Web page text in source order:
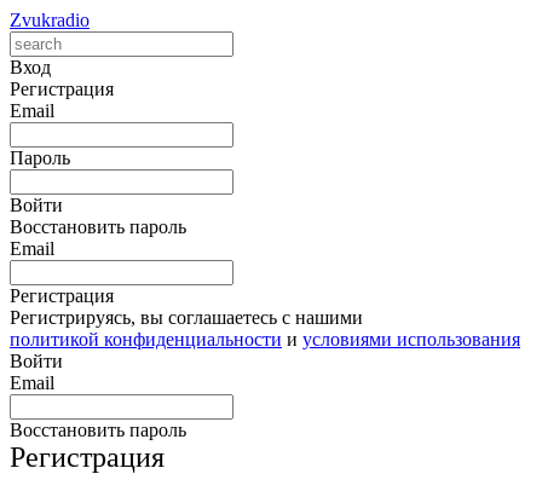
Zvukradio
Вход
Регистрация
Email
Пароль
Войти
Восстановить пароль
Email
Регистрация
Регистрируясь, вы соглашаетесь с нашими
политикой конфиденциальности и условиями использования
Войти
Email
Восстановить пароль
Регистрация